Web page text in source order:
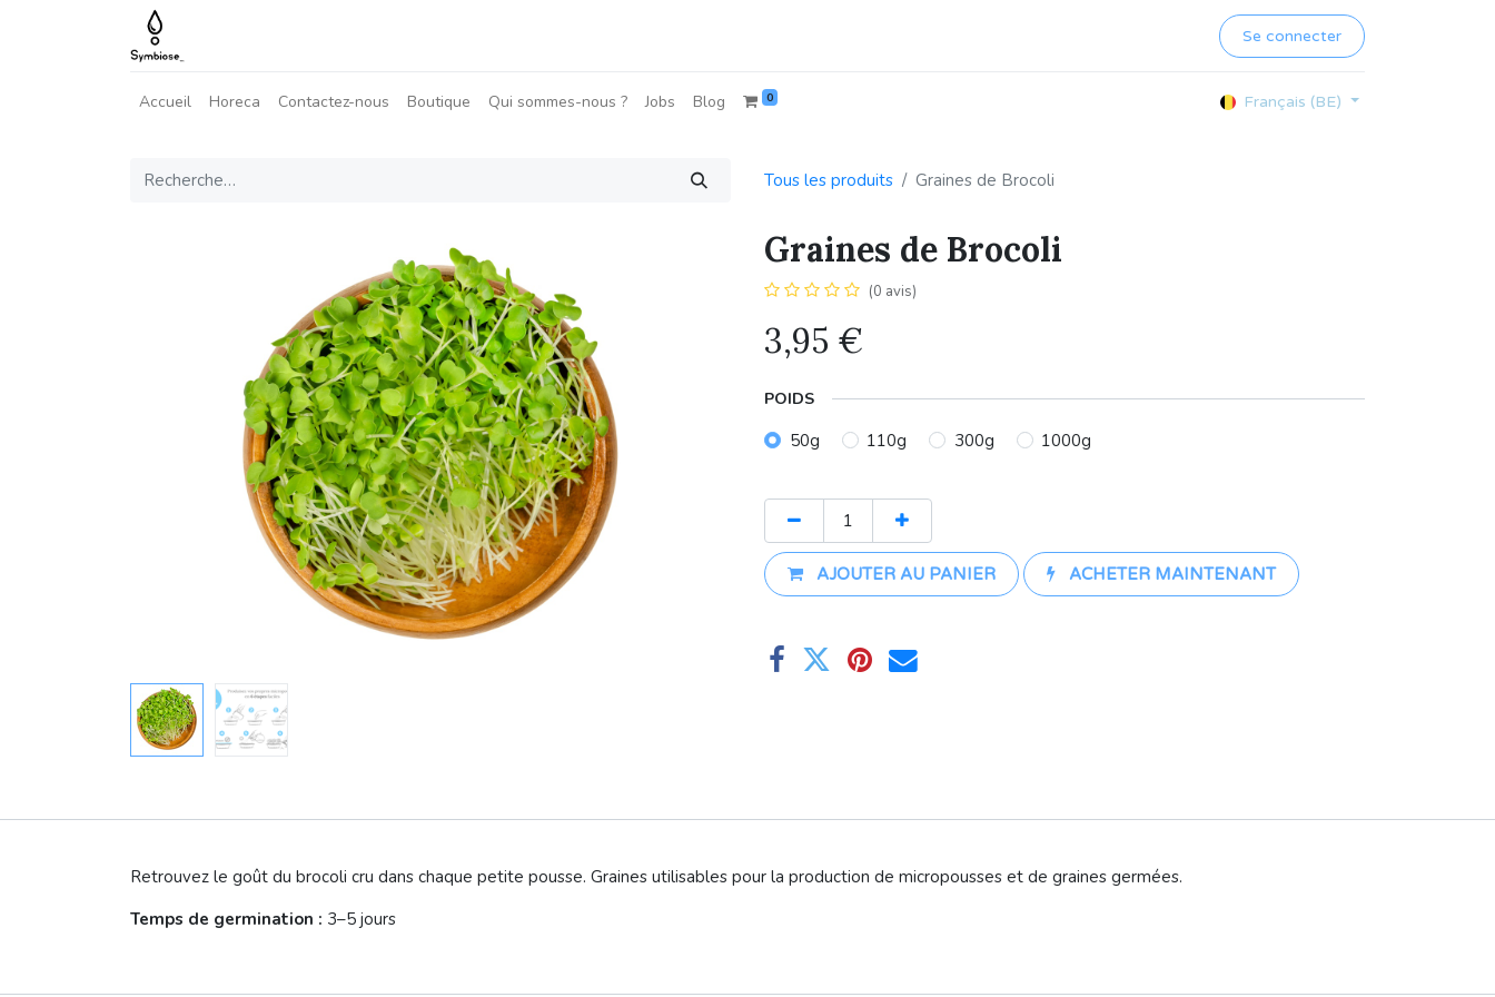
Se connecter
Accueil Horeca Contactez-nous Boutique Qui sommes-nous ? Jobs Blog 0 Français (BE)
Tous les produits Graines de Brocoli
Graines de Brocoli
(0 avis)
3,95 €
POIDS
50g
110g 300g 1000g
AJOUTER AU PANIER ACHETER MAINTENANT
Retrouvez le goût du brocoli cru dans chaque petite pousse. Graines utilisables pour la production de micropousses et de graines germées.
Temps de germination : 3–5 jours